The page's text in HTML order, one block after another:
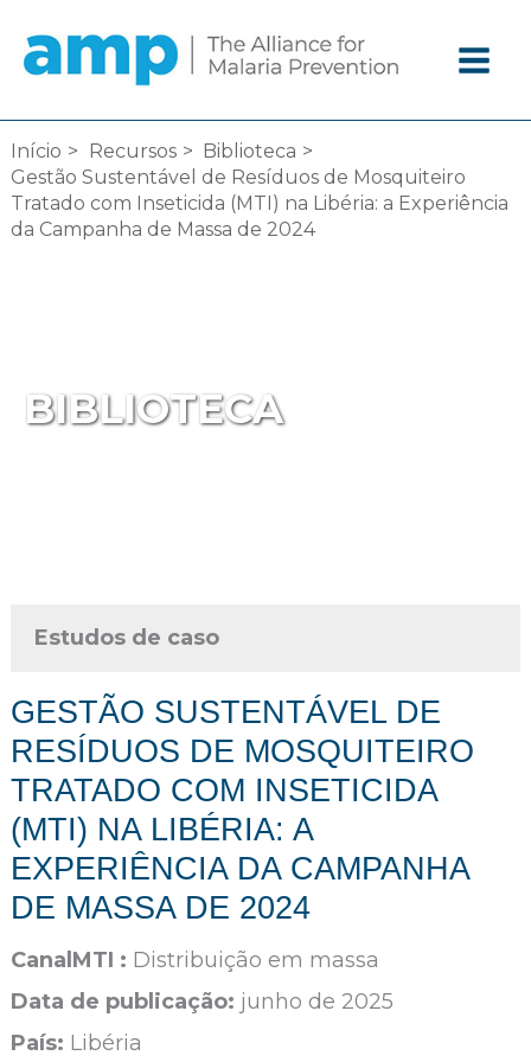
diretamente
para
o
conteúdo
Início Recursos
Biblioteca
Gestão Sustentável de Resíduos de Mosquiteiro
Tratado com Inseticida (MTI) na Libéria: a Experiência
da Campanha de Massa de 2024
BIBLIOTECA
Estudos de caso
GESTÃO SUSTENTÁVEL DE
RESÍDUOS DE MOSQUITEIRO
TRATADO COM INSETICIDA
(MTI) NA LIBÉRIA: A
EXPERIÊNCIA DA CAMPANHA
DE MASSA DE 2024
CanalMTI : Distribuição em massa
Data de publicação: junho de 2025
País: Libéria